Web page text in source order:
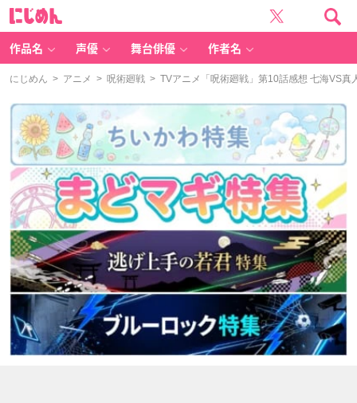
作品名 声優 舞台俳優 作者名
にじめん > アニメ > 呪術廻戦 > TVアニメ「呪術廻戦」第10話感想 七海VS真